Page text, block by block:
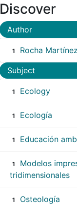
Discover
Author
1 Rocha
Subject
1 Ecology
1 Ecología
1 Educación
1
Modelos
tridimensionales
1 Osteología